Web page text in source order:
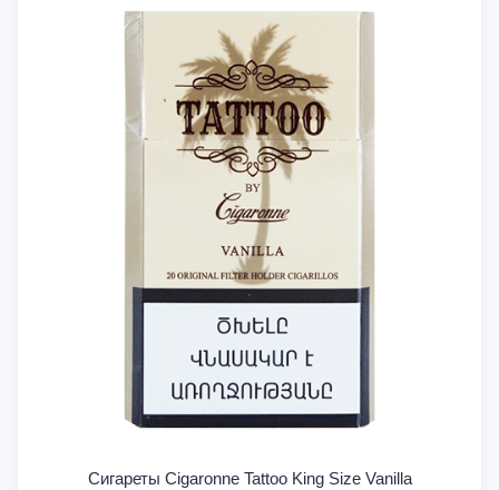
Сигареты Cigaronne Tattoo King Size Vanilla